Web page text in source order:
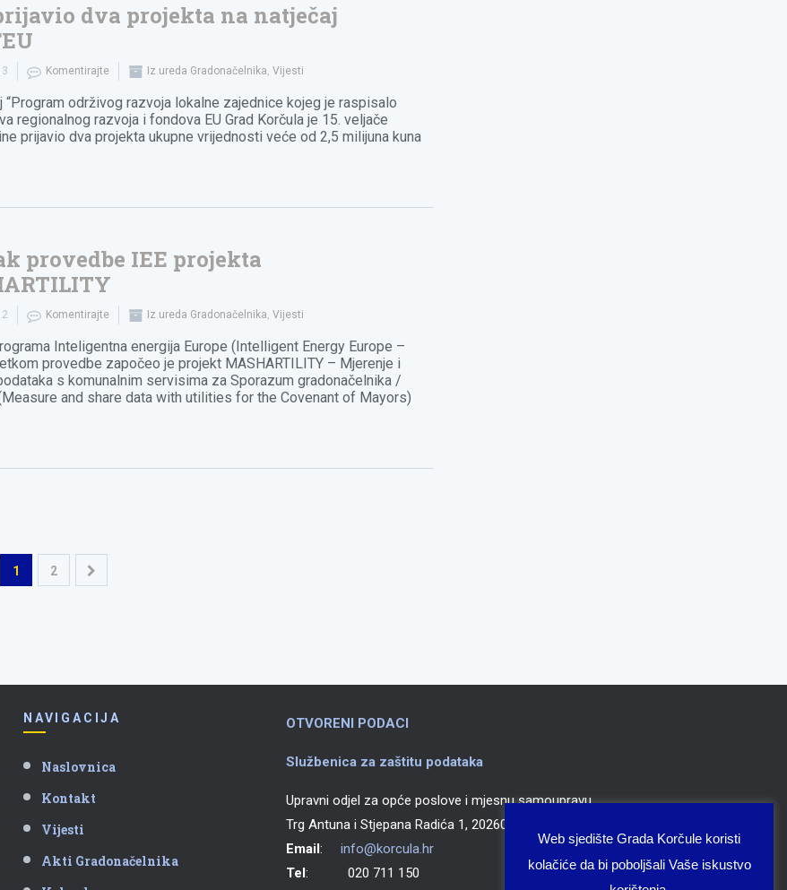
dva projekta na natječaj
Komentirajte Iz ureda Gradonačelnika,Vijesti
“Program održivog razvoja lokalne zajednice kojeg je raspisalo
regionalnog razvoja i fondova EU Grad Korčula je 15. veljače
prijavio dva projekta ukupne vrijednosti veće od 2,5 milijuna kuna
provedbe IEE projekta
Komentirajte Iz ureda Gradonačelnika,Vijesti
Inteligentna energija Europe (Intelligent Energy Europe –
provedbe započeo je projekt MASHARTILITY – Mjerenje i
s komunalnim servisima za Sporazum gradonačelnika /
and share data with utilities for the Covenant of Mayors)
1 2
NAVIGACIJA
Naslovnica
Kontakt
Vijesti
Akti Gradonačelnika
OTVORENI PODACI
Službenica za zaštitu podataka
Upravni odjel za opće poslove i mjesnu samoupravu
Trg Antuna i Stjepana Radića 1, 20260 Korčula
Email: info@korcula.hr
Tel: 020 711 150
Web sjedište Grada Korčule koristi
kolačiće da bi poboljšali Vaše iskustvo